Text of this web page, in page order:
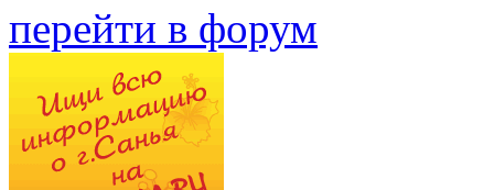
перейти в форум